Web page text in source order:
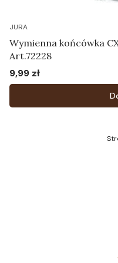
JURA
Wymienna końcówka
Art.72228
Cena
9,99 zł